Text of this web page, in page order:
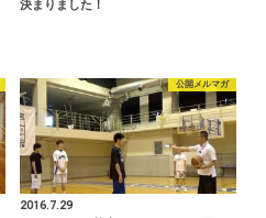
決まりました！
公開メルマガ
2016.7.29